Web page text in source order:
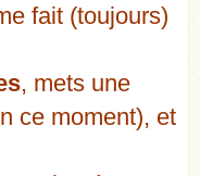
fait (toujours)
, mets une
ce moment), et